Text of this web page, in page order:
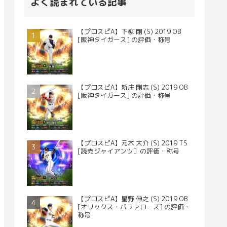
【プロスピA】下柳 剛 (S) 2019 OB
[阪神タイガース] の評価・称号
【プロスピA】新庄 剛志 (S) 2019 OB
[阪神タイガース] の評価・称号
【プロスピA】元木 大介 (S) 2019 TS
[読売ジャイアンツ］の評価・称号
【プロスピA】星野 伸之 (S) 2019 OB
[オリックス・バファローズ] の評価・
称号